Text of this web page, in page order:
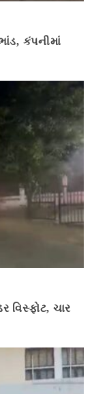
કંપનીમાં
વિસ્ફોટ, ચાર